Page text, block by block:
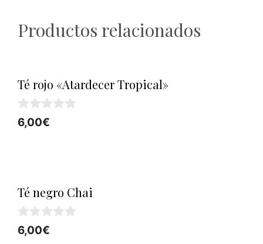
Productos relacionados
Té rojo «Atardecer Tropical»
0
d
6,00€
Té negro Chai
0
d
6,00€